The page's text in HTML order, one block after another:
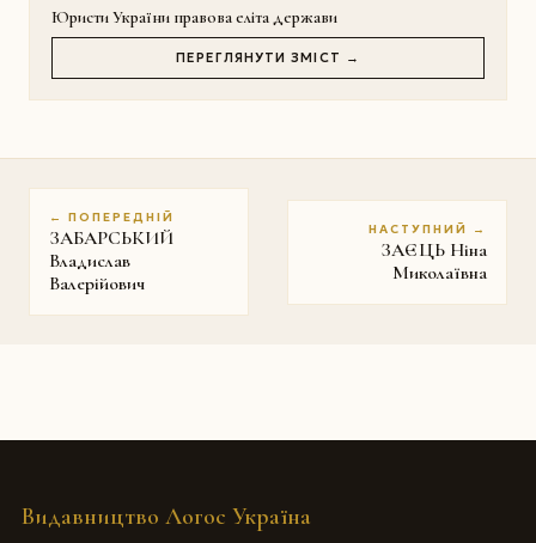
Юристи України правова еліта держави
ПЕРЕГЛЯНУТИ ЗМІСТ →
← ПОПЕРЕДНІЙ
ЗАБАРСЬКИЙ
Владислав
Валерійович
НАСТУПНИЙ →
ЗАЄЦЬ Ніна
Миколаївна
Видавництво Логос Україна